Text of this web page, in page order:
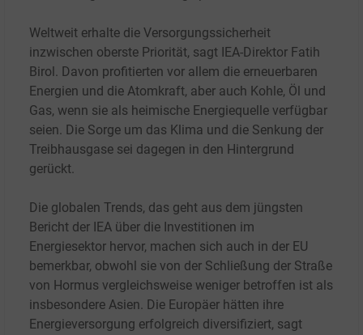
Weltweit erhalte die Versorgungssicherheit
inzwischen oberste Priorität, sagt IEA-Direktor Fatih
Birol. Davon profitierten vor allem die erneuerbaren
Energien und die Atomkraft, aber auch Kohle, Öl und
Gas, wenn sie als heimische Energiequelle verfügbar
seien. Die Sorge um das Klima und die Senkung der
Treibhausgase sei dagegen in den Hintergrund
gerückt.
Die globalen Trends, das geht aus dem jüngsten
Bericht der IEA über die Investitionen im
Energiesektor hervor, machen sich auch in der EU
bemerkbar, obwohl sie von der Schließung der Straße
von Hormus vergleichsweise weniger betroffen ist als
insbesondere Asien. Die Europäer hätten ihre
Energieversorgung erfolgreich diversifiziert, sagt